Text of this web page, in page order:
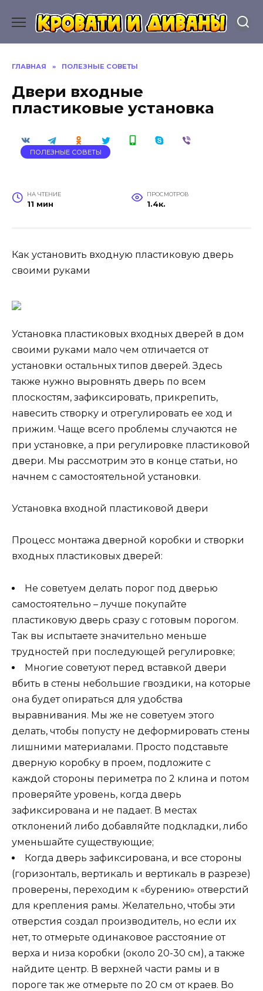
содержанию
ГЛАВНАЯ » ПОЛЕЗНЫЕ СОВЕТЫ
Двери входные
пластиковые установка
ПОЛЕЗНЫЕ СОВЕТЫ
НА ЧТЕНИЕ
11 мин
ПРОСМОТРОВ
1.4к.
Как установить входную пластиковую дверь
своими руками
Установка пластиковых входных дверей в дом
своими руками мало чем отличается от
установки остальных типов дверей. Здесь
также нужно выровнять дверь по всем
плоскостям, зафиксировать, прикрепить,
навесить створку и отрегулировать ее ход и
прижим. Чаще всего проблемы случаются не
при установке, а при регулировке пластиковой
двери. Мы рассмотрим это в конце статьи, но
начнем с самостоятельной установки.
Установка входной пластиковой двери
Процесс монтажа дверной коробки и створки
входных пластиковых дверей:
Не советуем делать порог под дверью
самостоятельно – лучше покупайте
пластиковую дверь сразу с готовым порогом.
Так вы испытаете значительно меньше
трудностей при последующей регулировке;
Многие советуют перед вставкой двери
вбить в стены небольшие гвоздики, на которые
она будет опираться для удобства
выравнивания. Мы же не советуем этого
делать, чтобы попусту не деформировать стены
лишними материалами. Просто подставьте
дверную коробку в проем, подложите с
каждой стороны периметра по 2 клина и потом
проверяйте уровень, когда дверь
зафиксирована и не падает. В местах
отклонений либо добавляйте подкладки, либо
уменьшайте существующие;
Когда дверь зафиксирована, и все стороны
(горизонталь, вертикаль и вертикаль в разрезе)
проверены, переходим к «бурению» отверстий
для крепления рамы. Желательно, чтобы эти
отверстия создал производитель, но если их
нет, то отмерьте одинаковое расстояние от
верха и низа коробки (около 20-30 см), а также
найдите центр. В верхней части рамы и в
пороге так же отмерьте по 20 см от краев. Во